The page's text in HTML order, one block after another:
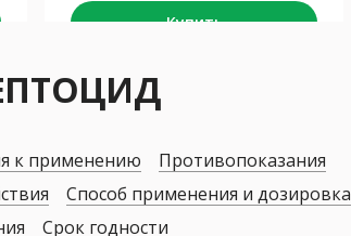
Купить
к применению
Противопоказания
Способ применения и дозировка
Срок годности